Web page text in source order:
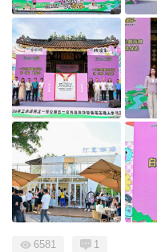
6581 1